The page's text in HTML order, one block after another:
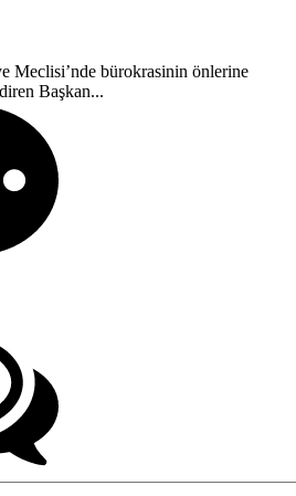
Meclisi’nde bürokrasinin önlerine
Başkan...